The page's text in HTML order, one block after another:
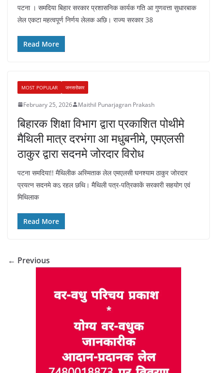
पटना । समदिया बिहार सरकार प्रशासनिक कार्यक गति आ गुणवत्ता सुधारबाक
लेल एकटा महत्वपूर्ण निर्णय लेलक अछि। राज्य सरकार 38
Read More
MOST POPULAR जनसरोकार
February 25, 2026 Maithil Punarjagran Prakash
बिहारक शिक्षा विभाग द्वारा प्रकाशित पोथीमे
मैथिली मात्र दरभंगा आ मधुबनीमे, एमएलसी
ठाकुर द्वारा सदनमे जोरदार विरोध
पटना समदिया!! मैथिलीक अस्मिताक लेल एमएलसी घनश्याम ठाकुर जोरदार
प्रयत्न सदनमे कऽ रहल छथि। मैथिली पत्र-पत्रिकाकें सरकारी सहयोग एवं
मिथिलाक
Read More
← Previous